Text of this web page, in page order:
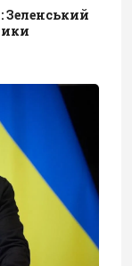
Зеленський